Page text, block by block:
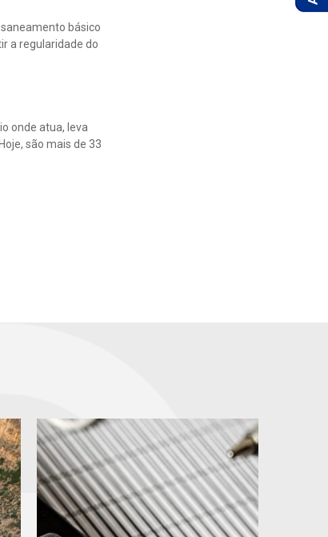
básico
a regularidade do
onde atua, leva
são mais de 33